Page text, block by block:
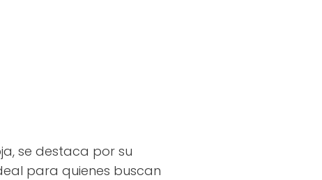
se destaca por su
para quienes buscan